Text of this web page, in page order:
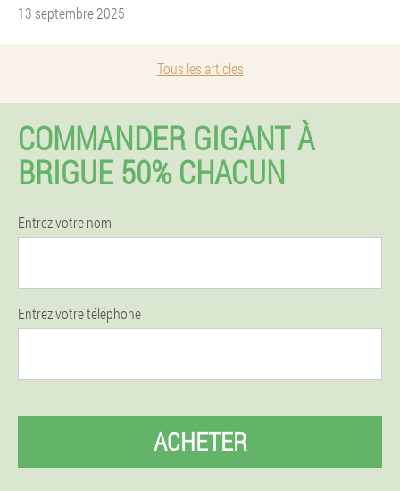
13 septembre 2025
Tous les articles
COMMANDER GIGANT À
BRIGUE 50% CHACUN
Entrez votre nom
Entrez votre téléphone
ACHETER